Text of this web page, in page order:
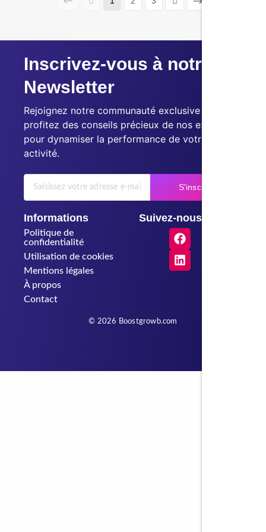
Inscrivez-vous à notre
Newsletter
Rejoignez notre communauté exclusive et
profitez des conseils précieux de nos experts
pour dynamiser la performance de votre
activité.
S'inscrire
Informations
Politique de
confidentialité
Utilisation de cookies
Mentions légales
À propos
Contact
Suivez-nous
© 2026 Boostgrowb.com